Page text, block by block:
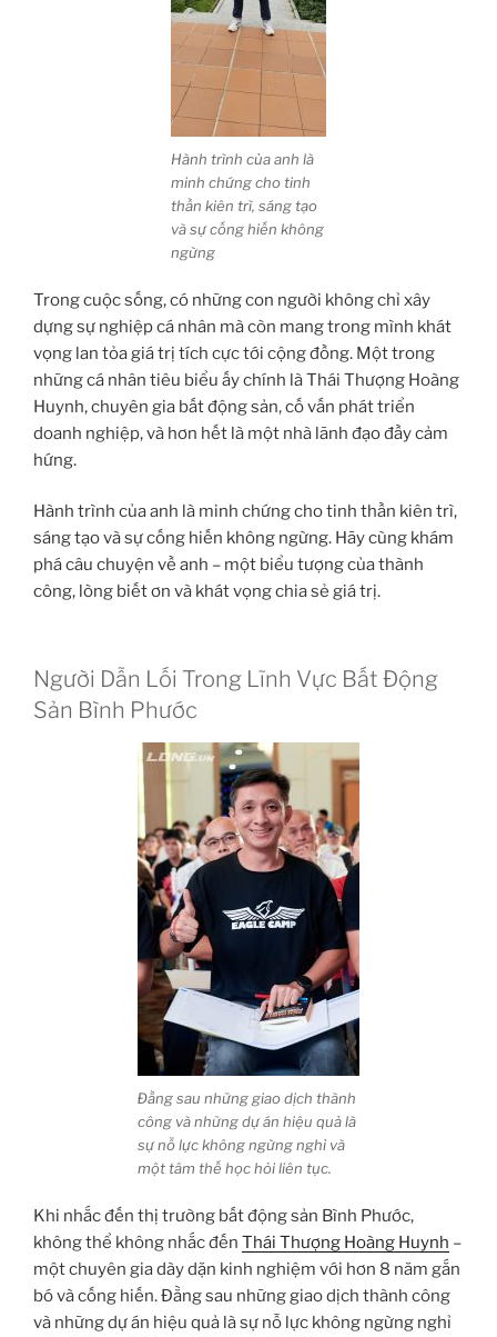
Hành trình của anh là
minh chứng cho tinh
thần kiên trì, sáng tạo
và sự cống hiến không
ngừng
Trong cuộc sống, có những con người không chỉ xây
dựng sự nghiệp cá nhân mà còn mang trong mình khát
vọng lan tỏa giá trị tích cực tới cộng đồng. Một trong
những cá nhân tiêu biểu ấy chính là Thái Thượng Hoàng
Huynh, chuyên gia bất động sản, cố vấn phát triển
doanh nghiệp, và hơn hết là một nhà lãnh đạo đầy cảm
hứng.
Hành trình của anh là minh chứng cho tinh thần kiên trì,
sáng tạo và sự cống hiến không ngừng. Hãy cùng khám
phá câu chuyện về anh – một biểu tượng của thành
công, lòng biết ơn và khát vọng chia sẻ giá trị.
Người Dẫn Lối Trong Lĩnh Vực Bất Động
Sản Bình Phước
Đằng sau những giao dịch thành
công và những dự án hiệu quả là
sự nỗ lực không ngừng nghỉ và
một tâm thế học hỏi liên tục.
Khi nhắc đến thị trường bất động sản Bình Phước,
không thể không nhắc đến Thái Thượng Hoàng Huynh –
một chuyên gia dày dặn kinh nghiệm với hơn 8 năm gắn
bó và cống hiến. Đằng sau những giao dịch thành công
và những dự án hiệu quả là sự nỗ lực không ngừng nghỉ